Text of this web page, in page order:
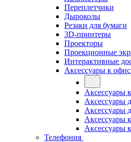
Переплетчики
Дыроколы
Резаки для бумаги
3D-принтеры
Проекторы
Проекционные
Интерактивные
Аксессуары к
Аксессуары
Аксессуары
Аксессуары
Аксессуары
Аксессуары
Телефония